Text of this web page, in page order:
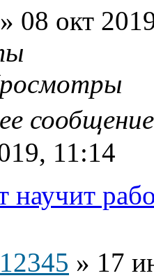
» 08 окт
11:14
научит
» 17